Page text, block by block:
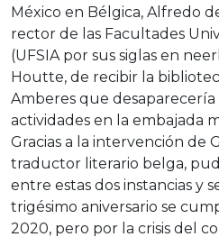
México en Bélgica, Alfredo
rector de las Facultades
(UFSIA por sus siglas en
Houtte, de recibir la
Amberes que
actividades en la embajada
Gracias a la intervención de
traductor literario belga,
entre estas dos instancias y
trigésimo aniversario se
2020, pero por la crisis del